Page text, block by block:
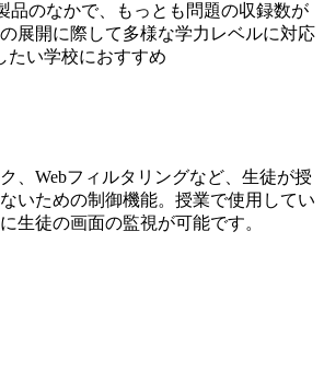
品のなかで、もっとも問題の収録数が
展開に際して多様な学力レベルに対応
たい学校におすすめ
、Webフィルタリングなど、生徒が授
いための制御機能。授業で使用してい
生徒の画面の監視が可能です。